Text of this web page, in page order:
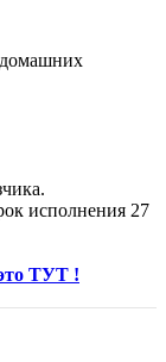
домашних
исполнения 27
ТУТ !